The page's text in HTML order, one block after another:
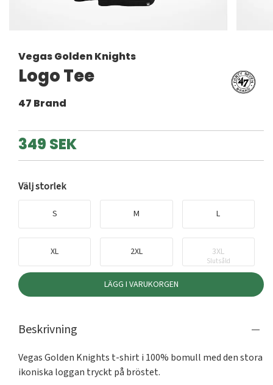
Vegas Golden Knights
Logo Tee
47 Brand
349 SEK
Välj storlek
S M L
XL 2XL 3XL
Slutsåld
LÄGG I VARUKORGEN
Beskrivning
Vegas Golden Knights t-shirt i 100% bomull med den stora
ikoniska loggan tryckt på bröstet.